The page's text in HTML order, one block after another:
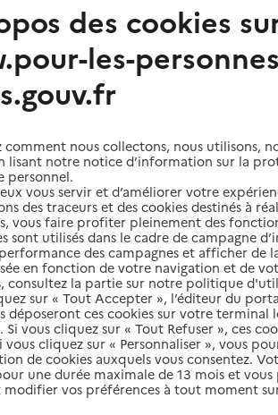
par département
Corrèze (19)
Tulle
de Nacre
de l'annuaire
autonomie de Nacre
2026
autour de Tulle
erreur
des cookies
les-
comment nous collectons, nous utilisons,
lisant notre notice d’information sur la
personnel.
vous servir et d’améliorer votre
des traceurs et des cookies destinés à
vous faire profiter pleinement des
sont utilisés dans le cadre de campagne
des campagnes et afficher de
en fonction de votre navigation et de
consultez la partie sur notre politique
sur « Tout Accepter », l’éditeur du
déposeront ces cookies sur votre terminal
Si vous cliquez sur « Tout Refuser », ces
vous cliquez sur « Personnaliser », vous
de cookies auxquels vous consentez.
une durée maximale de 13 mois et
vos préférences à tout moment